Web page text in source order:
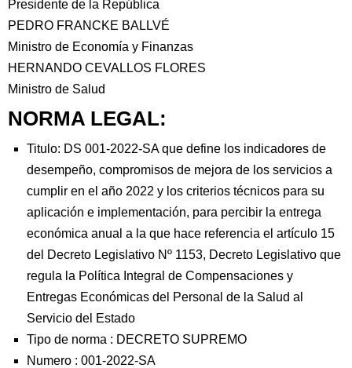
Presidente de la República
PEDRO FRANCKE BALLVÉ
Ministro de Economía y Finanzas
HERNANDO CEVALLOS FLORES
Ministro de Salud
NORMA LEGAL:
Titulo: DS 001-2022-SA que define los indicadores de
desempeño, compromisos de mejora de los servicios a
cumplir en el año 2022 y los criterios técnicos para su
aplicación e implementación, para percibir la entrega
económica anual a la que hace referencia el artículo 15
del Decreto Legislativo Nº 1153, Decreto Legislativo que
regula la Política Integral de Compensaciones y
Entregas Económicas del Personal de la Salud al
Servicio del Estado
Tipo de norma : DECRETO SUPREMO
Numero : 001-2022-SA